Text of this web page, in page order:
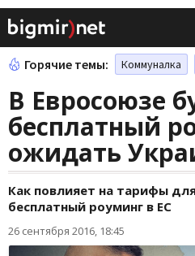
Горячие темы: Коммуналка
В Евросоюзе
бесплатный
ожидать
Как повлияет на тарифы
бесплатный роуминг в ЕС
26 сентября 2016, 18:45